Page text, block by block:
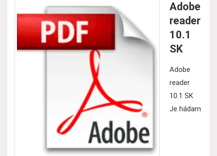
Adobe
reader
10.1
SK
Adobe
reader
10.1 SK
Je hádam